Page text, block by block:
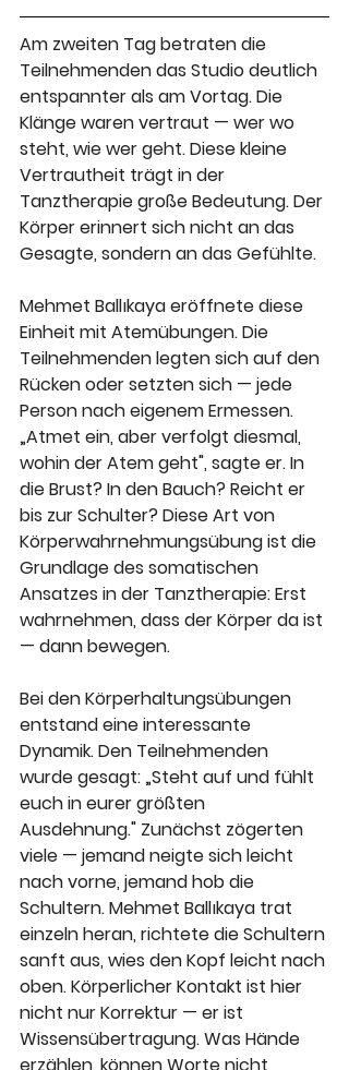
Am zweiten Tag betraten die
Teilnehmenden das Studio deutlich
entspannter als am Vortag. Die
Klänge waren vertraut — wer wo
steht, wie wer geht. Diese kleine
Vertrautheit trägt in der
Tanztherapie große Bedeutung. Der
Körper erinnert sich nicht an das
Gesagte, sondern an das Gefühlte.
Mehmet Ballıkaya eröffnete diese
Einheit mit Atemübungen. Die
Teilnehmenden legten sich auf den
Rücken oder setzten sich — jede
Person nach eigenem Ermessen.
„Atmet ein, aber verfolgt diesmal,
wohin der Atem geht", sagte er. In
die Brust? In den Bauch? Reicht er
bis zur Schulter? Diese Art von
Körperwahrnehmungsübung ist die
Grundlage des somatischen
Ansatzes in der Tanztherapie: Erst
wahrnehmen, dass der Körper da ist
— dann bewegen.
Bei den Körperhaltungsübungen
entstand eine interessante
Dynamik. Den Teilnehmenden
wurde gesagt: „Steht auf und fühlt
euch in eurer größten
Ausdehnung." Zunächst zögerten
viele — jemand neigte sich leicht
nach vorne, jemand hob die
Schultern. Mehmet Ballıkaya trat
einzeln heran, richtete die Schultern
sanft aus, wies den Kopf leicht nach
oben. Körperlicher Kontakt ist hier
nicht nur Korrektur — er ist
Wissensübertragung. Was Hände